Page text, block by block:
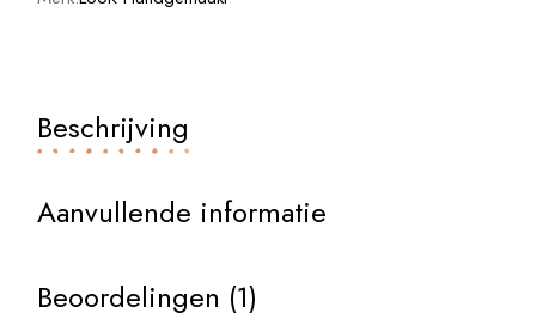
Beschrijving
Aanvullende informatie
Beoordelingen (1)